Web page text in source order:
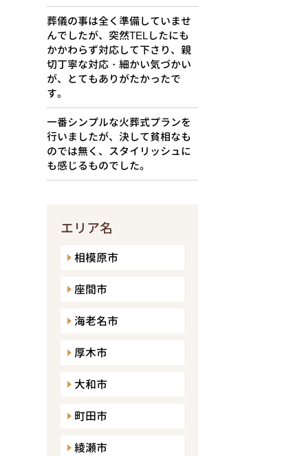
葬儀の事は全く準備していませ
んでしたが、突然TELしたにも
かかわらず対応して下さり、親
切丁寧な対応・細かい気づかい
が、とてもありがたかったで
す。
一番シンプルな火葬式プランを
行いましたが、決して貧相なも
のでは無く、スタイリッシュに
も感じるものでした。
エリア名
相模原市
座間市
海老名市
厚木市
大和市
町田市
綾瀬市